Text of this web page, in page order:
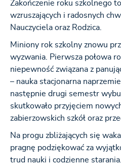
Zakończenie roku szkolnego
wzruszających i radosnych
Nauczyciela oraz Rodzica.
Miniony rok szkolny znowu
wyzwania. Pierwsza połowa
niepewność związana z
– nauka stacjonarna
następnie drugi semestr
skutkowało przyjęciem
zabierzowskich szkół oraz
Na progu zbliżających się
pragnę podziękować za
trud nauki i codzienne